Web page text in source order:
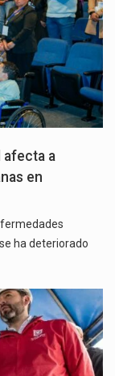
afecta a
en
ha deteriorado